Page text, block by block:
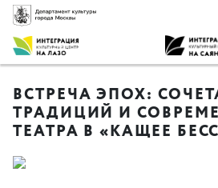
ВСТРЕЧА ЭПОХ:
ТРАДИЦИЙ И
ТЕАТРА В «КАЩЕЕ